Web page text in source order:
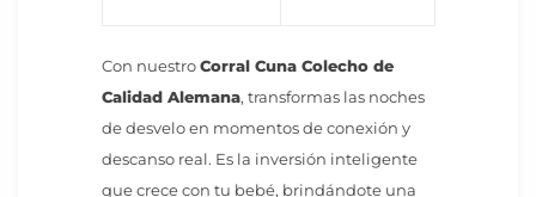
Con nuestroCorral Cuna Colecho de
Calidad Alemana, transformas las noches
de desvelo en momentos de conexión y
descanso real. Es la inversión inteligente
que crece con tu bebé, brindándote una